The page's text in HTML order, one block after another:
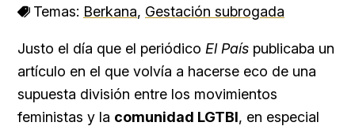
Temas: Berkana, Gestación subrogada
Justo el día que el periódico El País publicaba un
artículo en el que volvía a hacerse eco de una
supuesta división entre los movimientos
feministas y la comunidad LGTBI, en especial